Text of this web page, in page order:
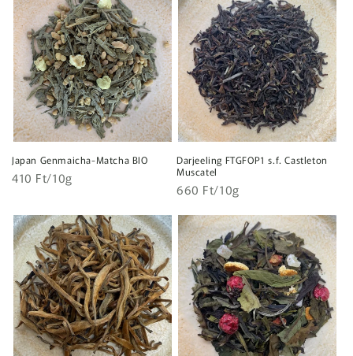
Japan Genmaicha-Matcha BIO
Normál
Egységár
410 Ft/10g
Darjeeling FTGFOP1 s.f. Castleton
Muscatel
Normál
Egységár
660 Ft/10g